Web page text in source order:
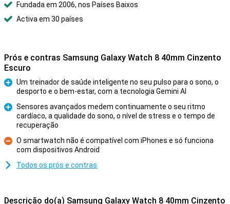
Fundada em 2006, nos Países Baixos
Activa em 30 países
Prós e contras Samsung Galaxy Watch 8 40mm Cinzento
Escuro
Prós
Um treinador de saúde inteligente no seu pulso para o sono, o
desporto e o bem-estar, com a tecnologia Gemini AI
Prós
Sensores avançados medem continuamente o seu ritmo
cardíaco, a qualidade do sono, o nível de stress e o tempo de
recuperação
Contras
O smartwatch não é compatível com iPhones e só funciona
com dispositivos Android
Todos os prós e contras
Descrição do(a) Samsung Galaxy Watch 8 40mm Cinzento